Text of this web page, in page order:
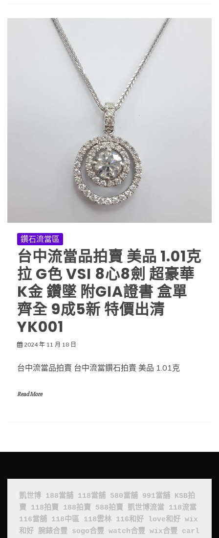
鑽石流當區
台中流當品拍賣 美品 1.01克
拉 G色 VSI 8心8劍 超豪華
K金 鑽墜 附GIA證書 盒單
齊全 9成5新 特價出清
YK001
2024 年 11 月 18 日
台中流當品拍賣 台中流當鑽石拍賣 美品 1.01克
Read More
凱世博 188當舖 118當舖 580當舖 991當舖 KSB拍
賣
118拍賣 188拍賣 588拍賣 凱世博流當 118流當
116當舖 118中區 118雲林 116和好 love和好 wix
和好
腕錶合豐 sogo合豐 watch合豐 wix合豐 carl